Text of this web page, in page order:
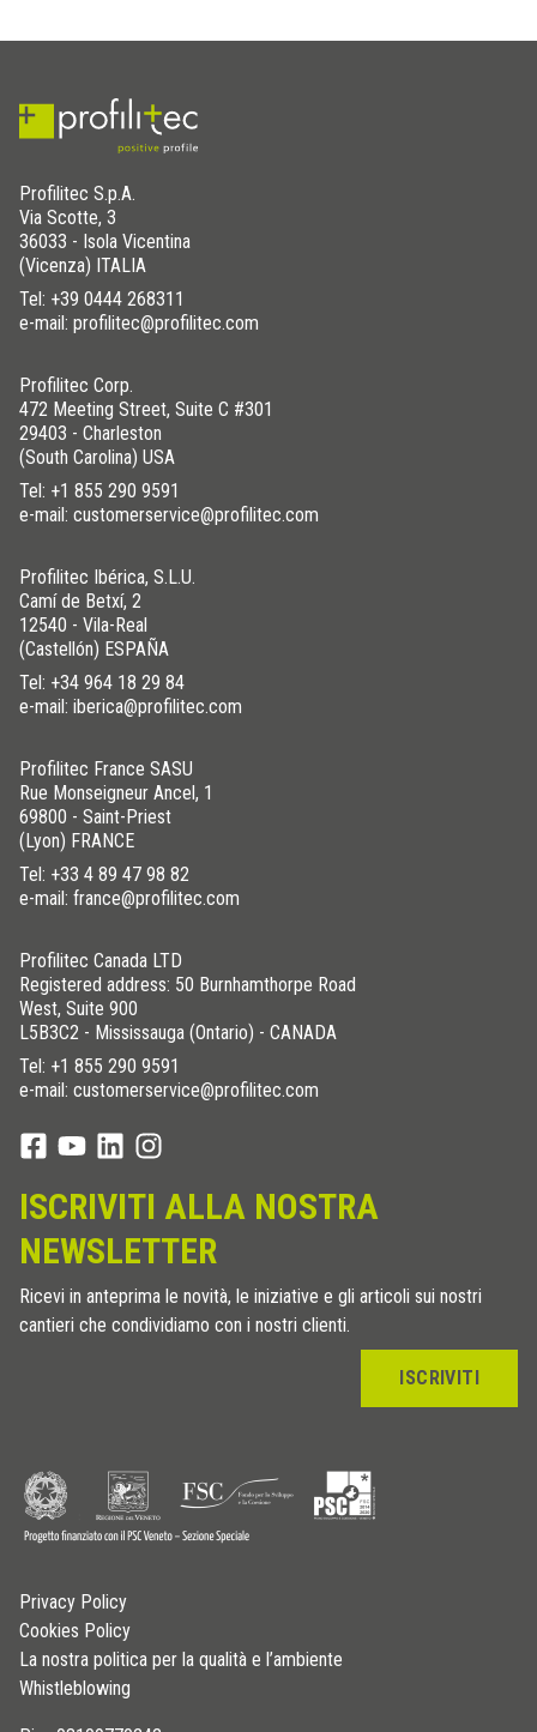
Profilitec S.p.A.
Via Scotte, 3
36033 - Isola Vicentina
(Vicenza) ITALIA
Tel: +39 0444 268311
e-mail: profilitec@profilitec.com
Profilitec Corp.
472 Meeting Street, Suite C #301
29403 - Charleston
(South Carolina) USA
Tel: +1 855 290 9591
e-mail: customerservice@profilitec.com
Profilitec Ibérica, S.L.U.
Camí de Betxí, 2
12540 - Vila-Real
(Castellón) ESPAÑA
Tel: +34 964 18 29 84
e-mail: iberica@profilitec.com
Profilitec France SASU
Rue Monseigneur Ancel, 1
69800 - Saint-Priest
(Lyon) FRANCE
Tel: +33 4 89 47 98 82
e-mail: france@profilitec.com
Profilitec Canada LTD
Registered address: 50 Burnhamthorpe Road
West, Suite 900
L5B3C2 - Mississauga (Ontario) - CANADA
Tel: +1 855 290 9591
e-mail: customerservice@profilitec.com
ISCRIVITI ALLA NOSTRA
NEWSLETTER
Ricevi in anteprima le novità, le iniziative e gli articoli sui nostri
cantieri che condividiamo con i nostri clienti.
ISCRIVITI
Privacy Policy
Cookies Policy
La nostra politica per la qualità e l’ambiente
Whistleblowing